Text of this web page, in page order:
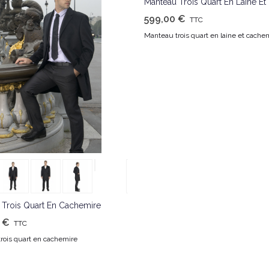
Trois Quart En Cachemire
€ TTC
quart en cachemire
Cachemire
599,00 € TTC
Manteau trois quart en laine et